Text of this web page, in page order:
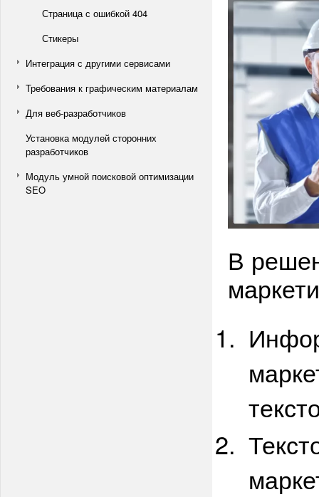
Страница с ошибкой 404
Стикеры
Интеграция с другими сервисами
Требования к графическим материалам
Для веб-разработчиков
Установка модулей сторонних
разработчиков
Модуль умной поисковой оптимизации
SEO
В